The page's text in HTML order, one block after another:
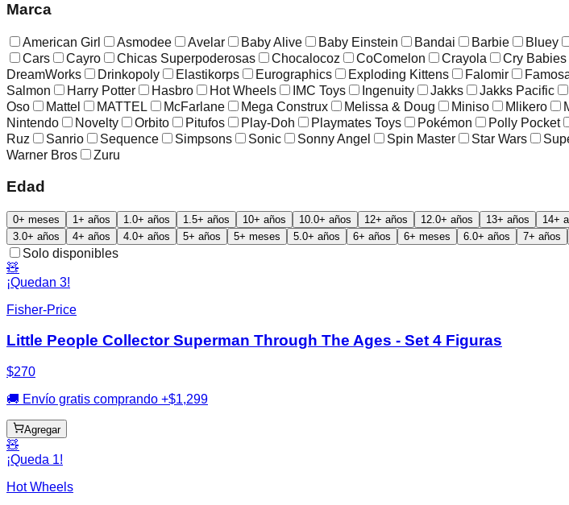
Marca
American Girl Asmodee Avelar Baby Alive Baby Einstein Bandai Barbie Bluey
Cars
Cayro Chicas Superpoderosas Chocalocoz CoComelon Crayola Cry Babies
DreamWorks
Drinkopoly Elastikorps Eurographics Exploding Kittens Falomir
Salmon
Harry Potter Hasbro Hot Wheels IMC Toys Ingenuity Jakks Jakks Pacific
Oso
Mattel MATTEL McFarlane Mega Construx Melissa & Doug Miniso Mlikero
Nintendo
Novelty Orbito Pitufos Play-Doh Playmates Toys Pokémon Polly Pocket
Ruz
Sanrio Sequence Simpsons Sonic Sonny Angel Spin Master Star Wars
Warner Bros
Zuru
Edad
0+ meses 1+ años 1.0+ años 1.5+ años 10+ años 10.0+ años 12+ años 12.0+ años 13+ años 14+
3.0+ años
4+ años 4.0+ años 5+ años 5+ meses 5.0+ años 6+ años 6+ meses 6.0+ años 7+ años
Solo disponibles
🧸
¡Quedan 3!
Fisher-Price
Little People Collector Superman Through The Ages - Set 4 Figuras
$270
🚚 Envío gratis comprando +$1,299
Agregar
🧸
¡Queda 1!
Hot Wheels